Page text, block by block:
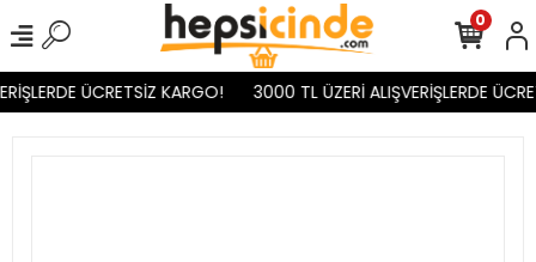
ÜCRETSİZ KARGO! 3000 TL ÜZERİ ALIŞVERİŞLERDE
0